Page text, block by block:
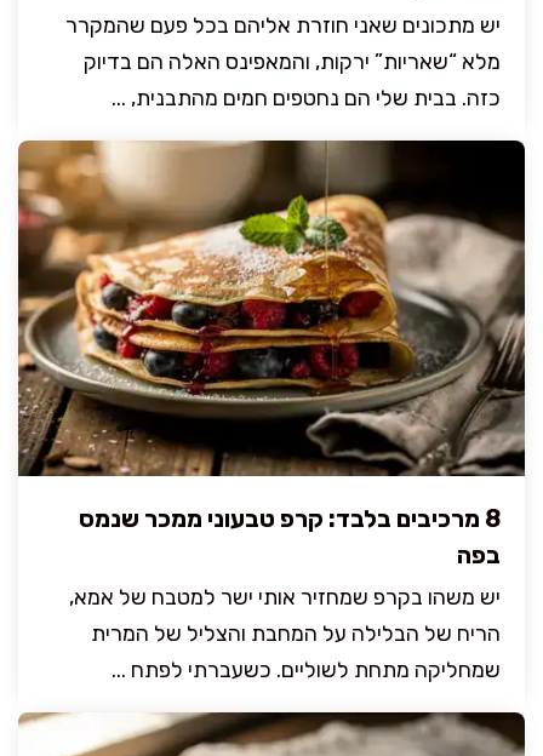
יש מתכונים שאני חוזרת אליהם בכל פעם שהמקרר
מלא “שאריות” ירקות, והמאפינס האלה הם בדיוק
כזה. בבית שלי הם נחטפים חמים מהתבנית, ...
8 מרכיבים בלבד: קרפ טבעוני ממכר שנמס
בפה
יש משהו בקרפ שמחזיר אותי ישר למטבח של אמא,
הריח של הבלילה על המחבת והצליל של המרית
שמחליקה מתחת לשוליים. כשעברתי לפתח ...